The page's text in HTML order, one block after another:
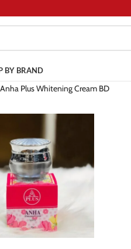
BY BRAND
Anha Plus Whitening Cream BD